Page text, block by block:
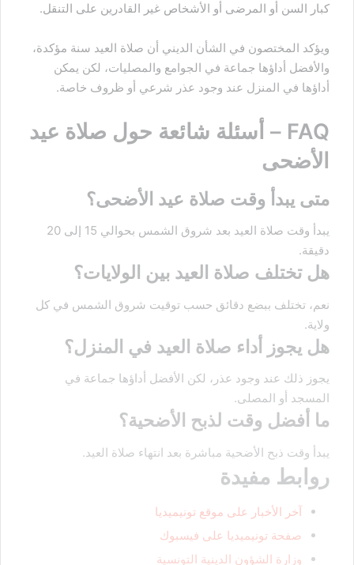
كبار السن أو المرضى أو الأشخاص غير القادرين على التنقل.
ويؤكد المختصون في الشأن الديني أن صلاة العيد سنة مؤكدة،
والأفضل أداؤها جماعة في الجوامع والمصليات، لكن يمكن
أداؤها في المنزل عند وجود عذر شرعي أو ظروف خاصة.
FAQ – أسئلة شائعة حول صلاة عيد
الأضحى
متى يبدأ وقت صلاة عيد الأضحى؟
يبدأ وقت صلاة العيد بعد شروق الشمس بحوالي 15 إلى 20
دقيقة.
هل تختلف صلاة العيد بين الولايات؟
نعم، تختلف ببضع دقائق حسب توقيت شروق الشمس في كل
ولاية.
هل يجوز أداء صلاة العيد في المنزل؟
يجوز ذلك عند وجود عذر، لكن الأفضل أداؤها جماعة في
المسجد أو المصلى.
ما أفضل وقت لذبح الأضحية؟
يبدأ وقت ذبح الأضحية مباشرة بعد انتهاء صلاة العيد.
روابط مفيدة
آخر الأخبار على موقع تونيميديا
صفحة تونيميديا على فيسبوك
وزارة الشؤون الدينية التونسية